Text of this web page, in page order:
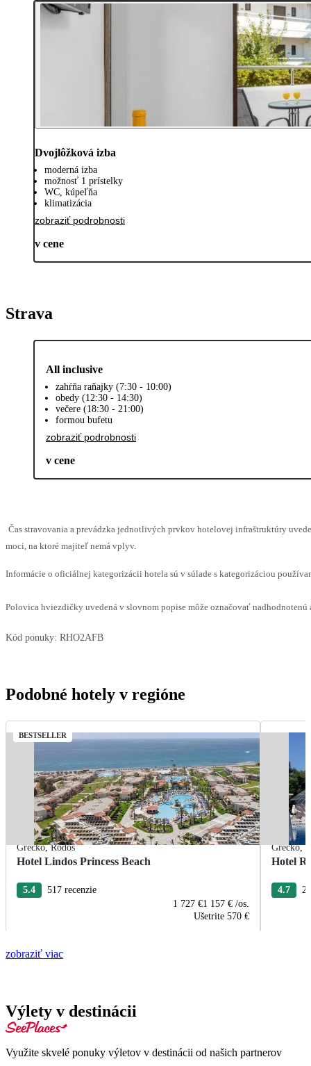
Dvojlôžková izba
moderná izba
možnosť 1 prístelky
WC, kúpeľňa
klimatizácia
zobraziť podrobnosti
v cene
Strava
All inclusive
zahŕňa raňajky (7:30 - 10:00)
obedy (12:30 - 14:30)
večere (18:30 - 21:00)
formou bufetu
zobraziť podrobnosti
v cene
Čas stravovania a prevádzka jednotlivých prvkov hotelovej infraštruktúry
moci, na ktoré majiteľ nemá vplyv.
Informácie o oficiálnej kategorizácii hotela sú v súlade s kategorizáciou
Polovica hviezdičky uvedená v slovnom popise môže označovať
Kód ponuky: RHO2AFB
Podobné hotely v regióne
BESTSELLER
Grécko,Rodos
Hotel Lindos Princess Beach
5.4
517 recenzie
1 727 €1 157 € /os.
Ušetrite 570 €
Grécko,
Hotel
4.7
zobraziť viac
Výlety v destinácii
Využite skvelé ponuky výletov v destinácii od našich partnerov